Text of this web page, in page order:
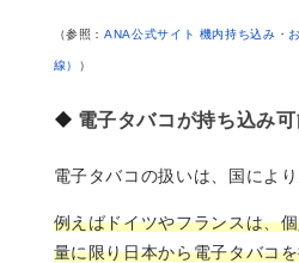
（参照：ANA公式サイト 機内持ち込み・
線） ）
電子タバコが持ち込み可
電子タバコの扱いは、国によ
例えばドイツやフランスは、
量に限り日本から電子タバコ